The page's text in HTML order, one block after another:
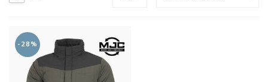
-28%